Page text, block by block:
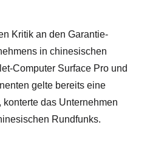
Kritik an den Garantie-
in chinesischen
Computer Surface Pro und
gelte bereits eine
das Unternehmen
Rundfunks.